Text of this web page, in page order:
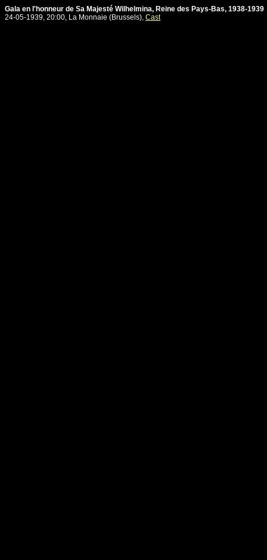
Gala en l'honneur de Sa Majesté Wilhelmina, Reine des Pays-Bas, 1938-1939
24-05-1939, 20:00, La Monnaie (Brussels), Cast